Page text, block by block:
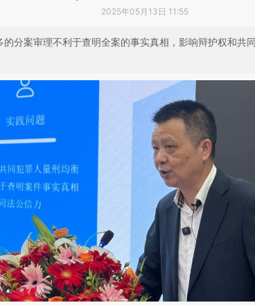
2025年05月13日 11:55
的分案审理不利于查明全案的事实真相，影响辩护权和共